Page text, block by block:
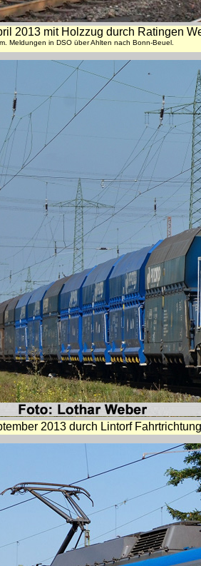
2013 mit Holzzug durch Ratingen
Meldungen in DSO über Ahlten nach Bonn-Beuel.
2013 durch Lintorf